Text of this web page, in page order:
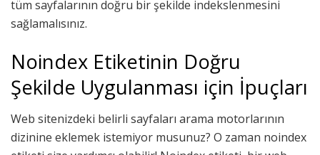
tüm sayfalarının doğru bir şekilde indekslenmesini
sağlamalısınız.
Noindex Etiketinin Doğru
Şekilde Uygulanması için İpuçları
Web sitenizdeki belirli sayfaları arama motorlarının
dizinine eklemek istemiyor musunuz? O zaman noindex